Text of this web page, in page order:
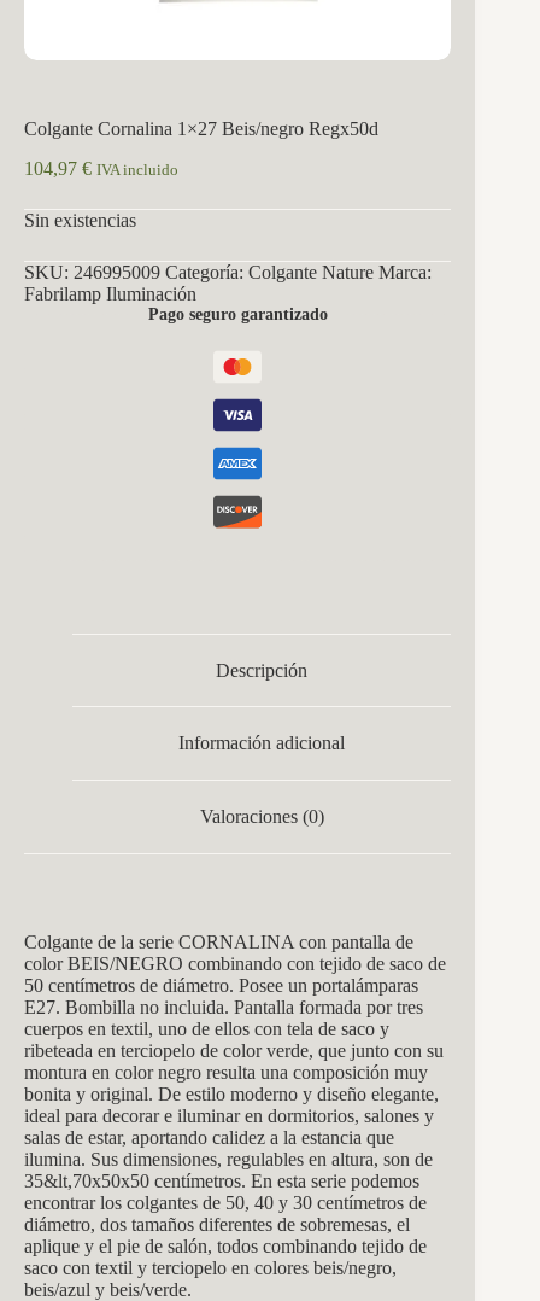
Colgante Cornalina 1×27 Beis/negro Regx50d
104,97 € IVA incluido
Sin existencias
SKU: 246995009 Categoría: Colgante Nature Marca:
Fabrilamp Iluminación
Pago seguro garantizado
Descripción
Información adicional
Valoraciones (0)
Colgante de la serie CORNALINA con pantalla de
color BEIS/NEGRO combinando con tejido de saco de
50 centímetros de diámetro. Posee un portalámparas
E27. Bombilla no incluida. Pantalla formada por tres
cuerpos en textil, uno de ellos con tela de saco y
ribeteada en terciopelo de color verde, que junto con su
montura en color negro resulta una composición muy
bonita y original. De estilo moderno y diseño elegante,
ideal para decorar e iluminar en dormitorios, salones y
salas de estar, aportando calidez a la estancia que
ilumina. Sus dimensiones, regulables en altura, son de
35&lt,70x50x50 centímetros. En esta serie podemos
encontrar los colgantes de 50, 40 y 30 centímetros de
diámetro, dos tamaños diferentes de sobremesas, el
aplique y el pie de salón, todos combinando tejido de
saco con textil y terciopelo en colores beis/negro,
beis/azul y beis/verde.